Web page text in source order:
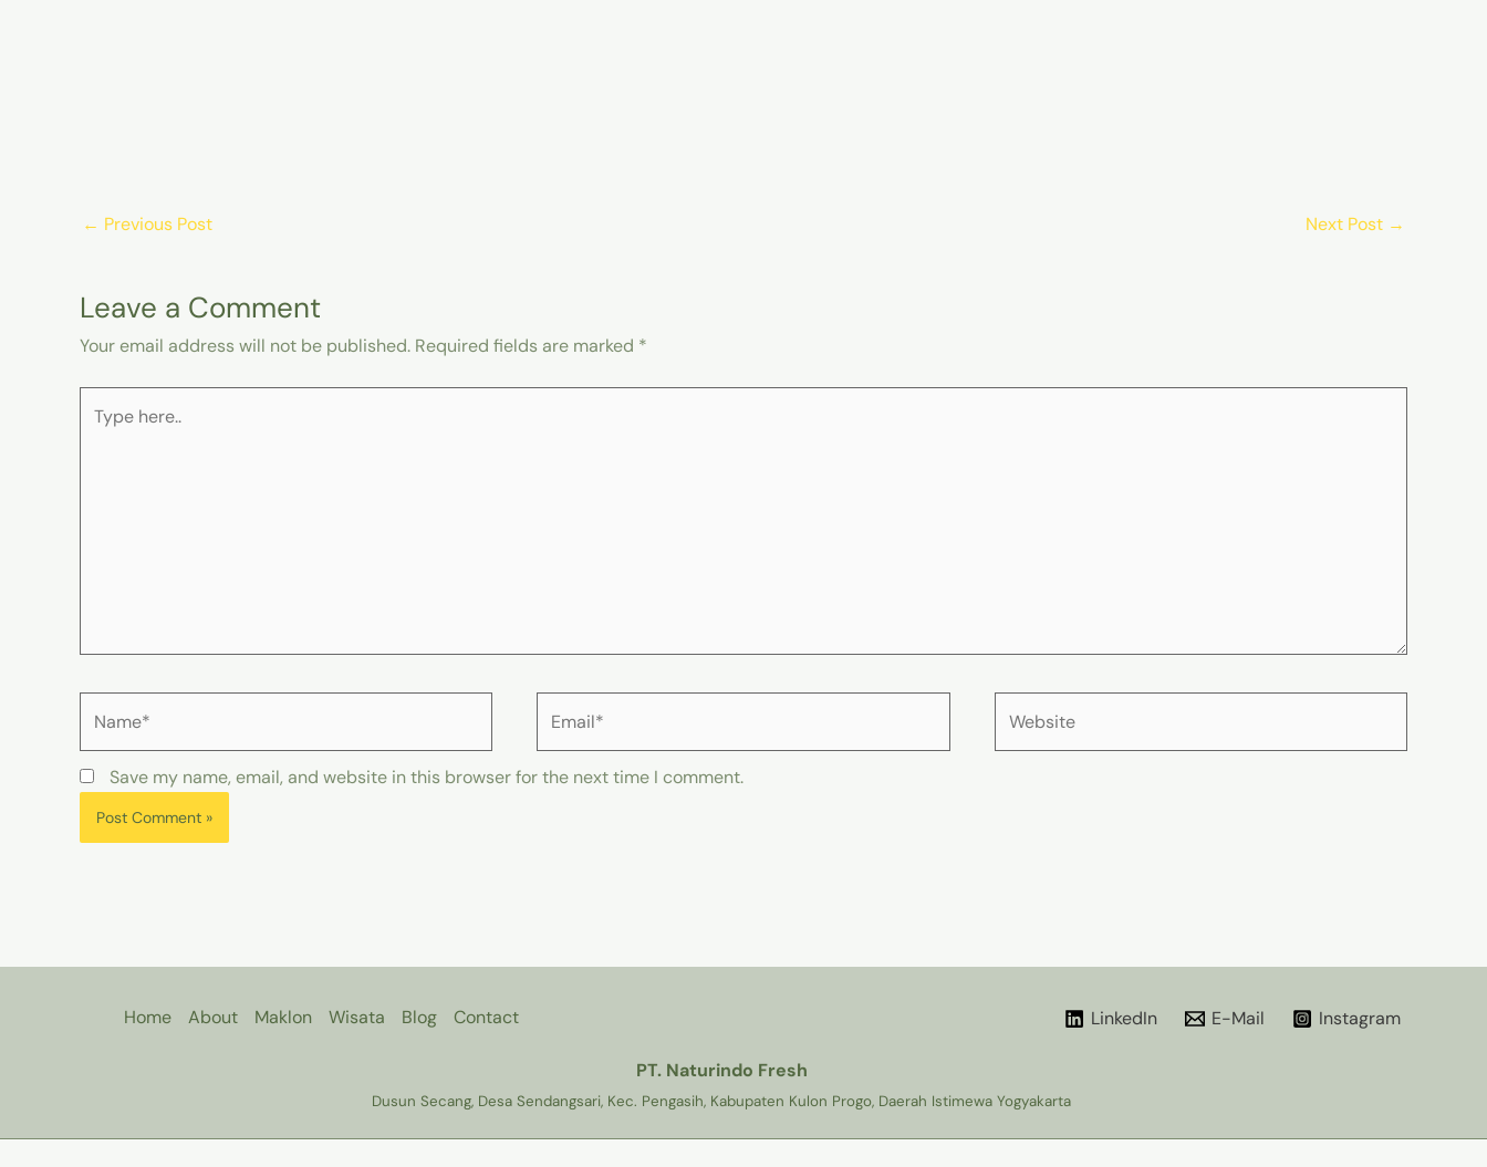
← Previous Post Next Post →
Leave a Comment
Your email address will not be published. Required fields are marked *
here..
Save my name, email, and website in this browser for the next time I comment.
Home About Maklon Wisata Blog Contact LinkedIn E-Mail Instagram
PT. Naturindo Fresh
Dusun Secang, Desa Sendangsari, Kec. Pengasih, Kabupaten Kulon Progo, Daerah Istimewa Yogyakarta